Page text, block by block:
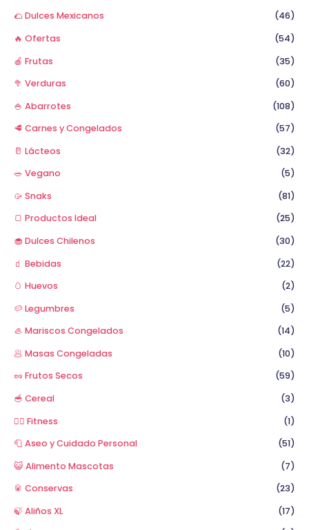
🌮 Dulces Mexicanos
(46)
🔥 Ofertas
(54)
🍎 Frutas
(35)
🥦 Verduras
(60)
🍚 Abarrotes
(108)
🥩 Carnes y Congelados
(57)
🥛 Lácteos
(32)
🥗 Vegano
(5)
🥠 Snaks
(81)
🍞 Productos Ideal
(25)
🧁 Dulces Chilenos
(30)
🧃 Bebidas
(22)
🥚 Huevos
(2)
🥔 Legumbres
(5)
🦪 Mariscos Congelados
(14)
🥟 Masas Congeladas
(10)
🥜 Frutos Secos
(59)
🥣 Cereal
(3)
🏋️‍♂️ Fitness
(1)
🧻 Aseo y Cuidado Personal
(51)
😺 Alimento Mascotas
(7)
🥫 Conservas
(23)
🍃 Aliños XL
(17)